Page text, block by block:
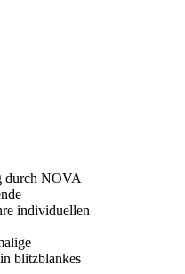
durch NOVA
individuellen
blitzblankes